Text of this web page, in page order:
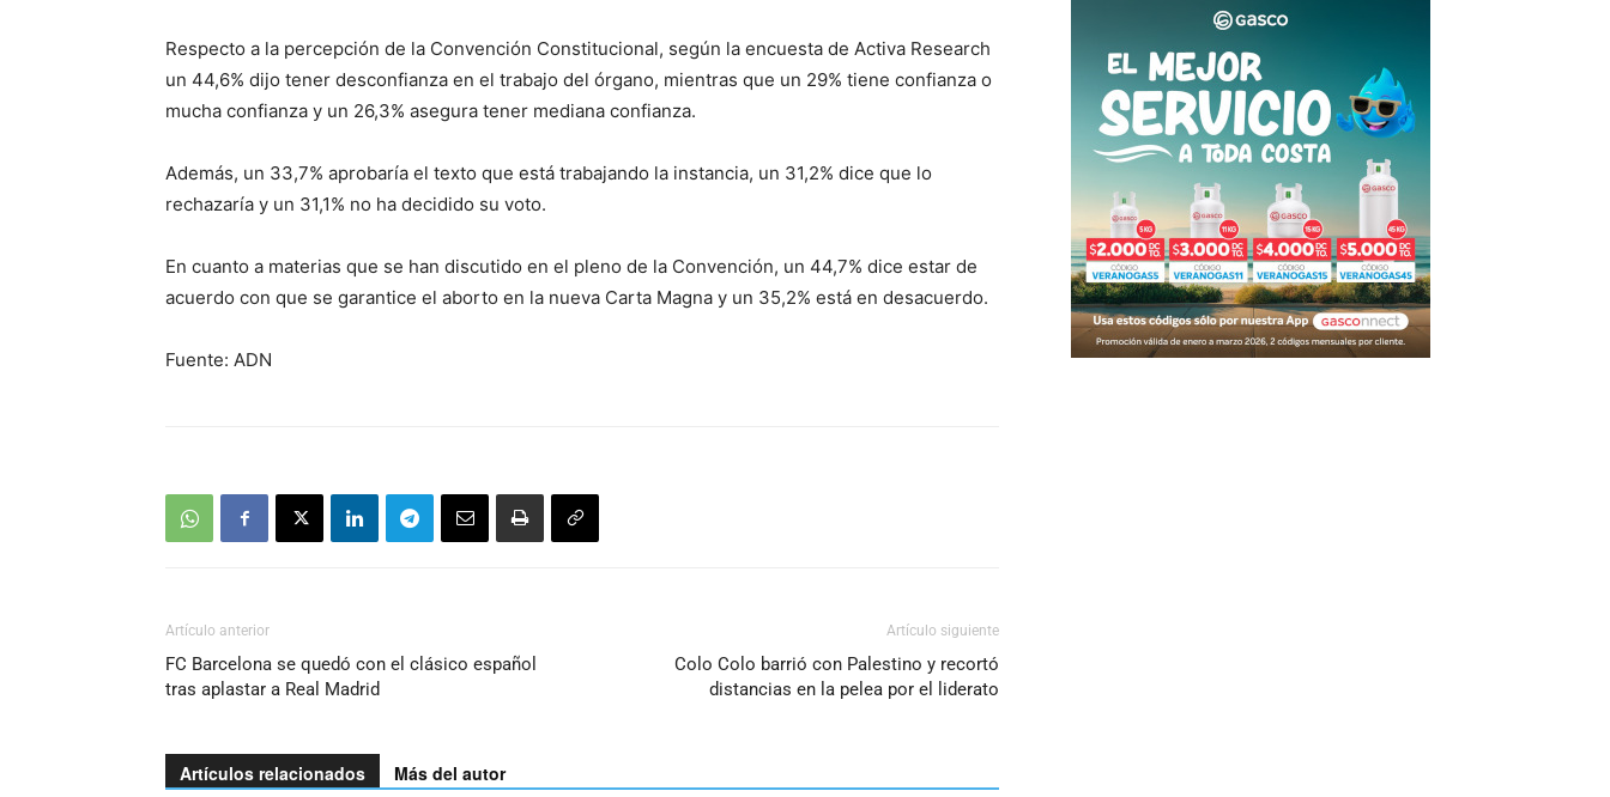
Respecto a la percepción de la Convención Constitucional, según la encuesta de Activa Research
un 44,6% dijo tener desconfianza en el trabajo del órgano, mientras que un 29% tiene confianza o
mucha confianza y un 26,3% asegura tener mediana confianza.
Además, un 33,7% aprobaría el texto que está trabajando la instancia, un 31,2% dice que lo
rechazaría y un 31,1% no ha decidido su voto.
En cuanto a materias que se han discutido en el pleno de la Convención, un 44,7% dice estar de
acuerdo con que se garantice el aborto en la nueva Carta Magna y un 35,2% está en desacuerdo.
Fuente: ADN
Artículo anterior
FC Barcelona se quedó con el clásico español
tras aplastar a Real Madrid
Artículo siguiente
Colo Colo barrió con Palestino y recortó
distancias en la pelea por el liderato
Artículos relacionados Más del autor